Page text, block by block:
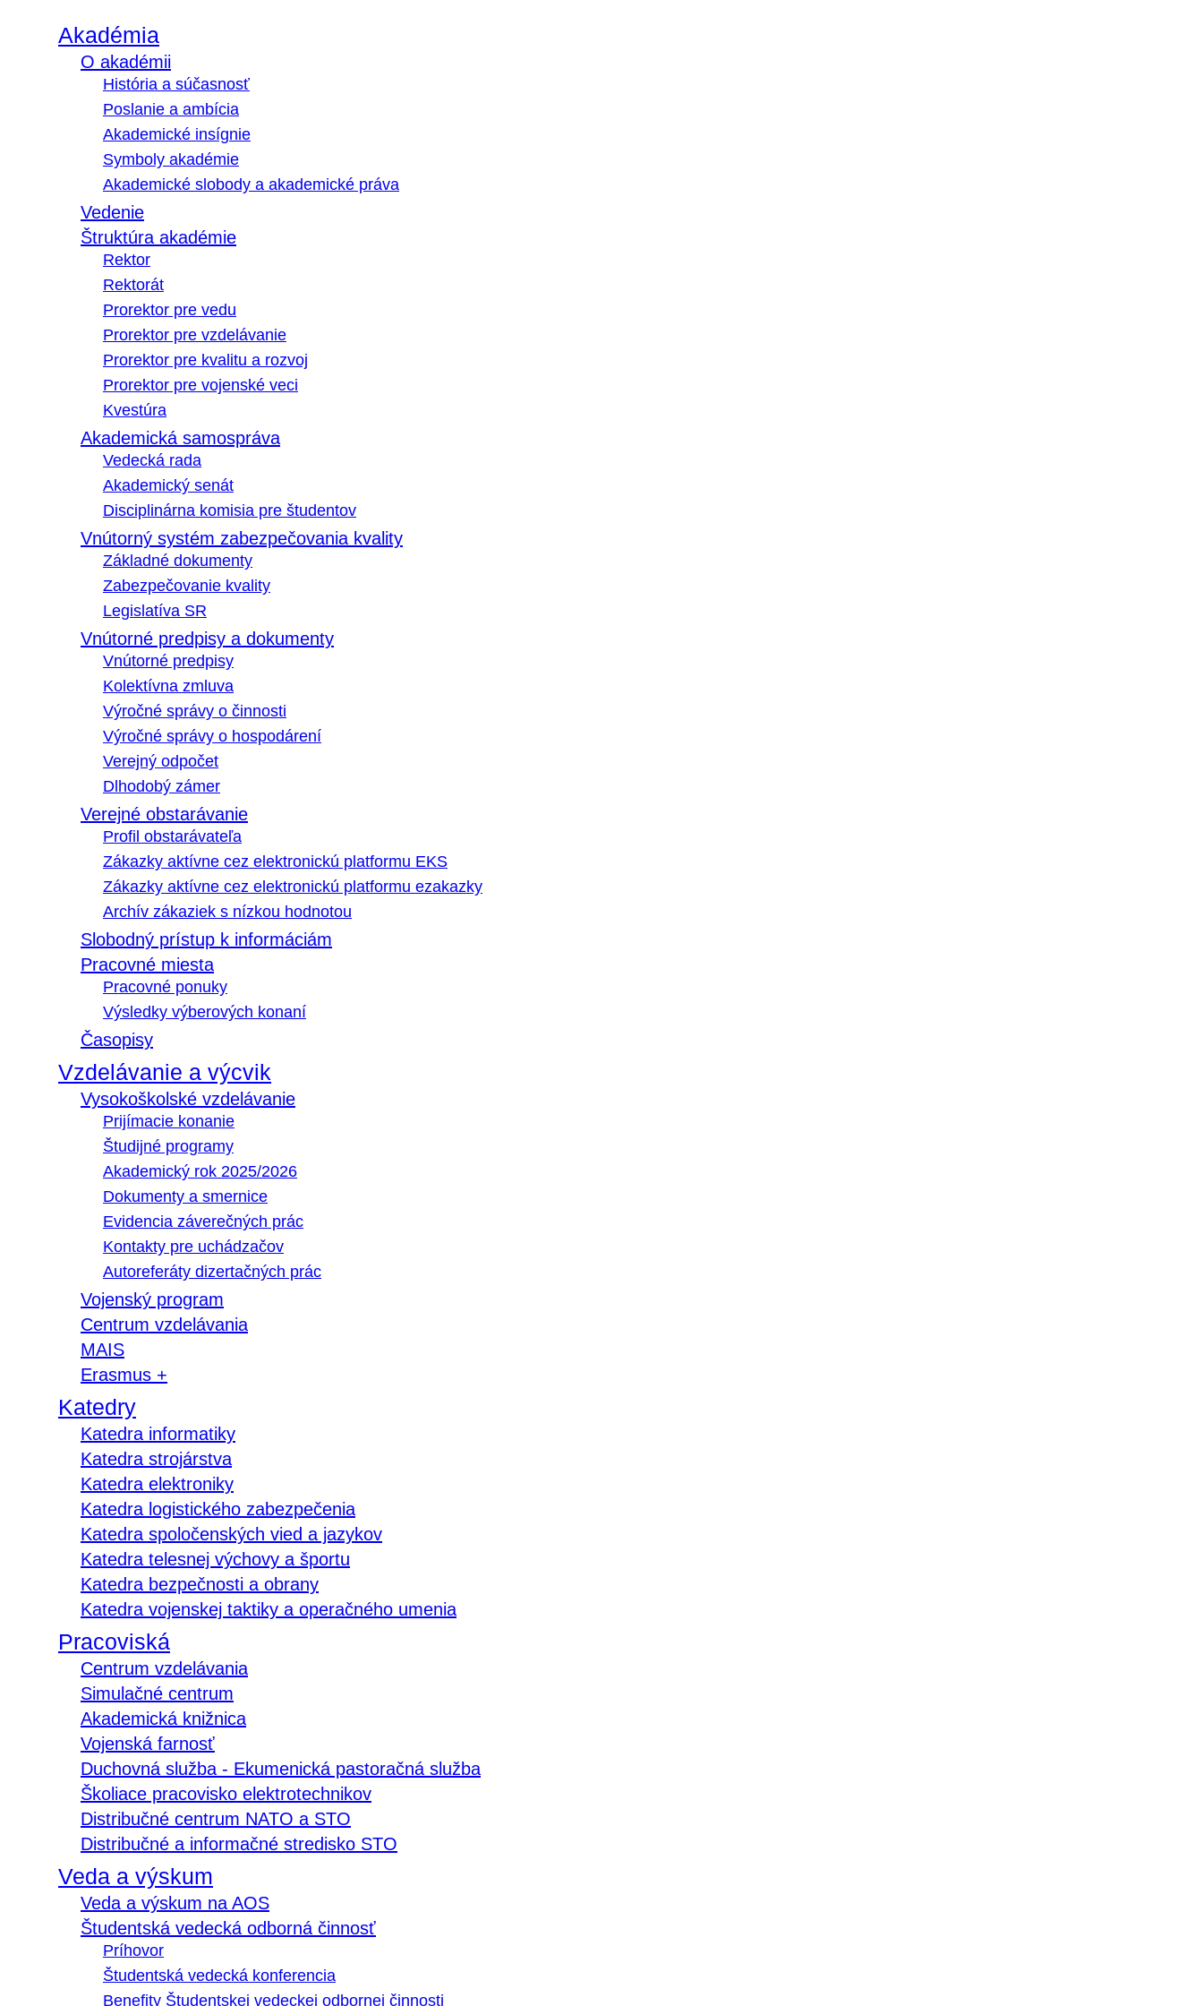
Akadémia
O akadémii
História a súčasnosť
Poslanie a ambícia
Akademické insígnie
Symboly akadémie
Akademické slobody a akademické práva
Vedenie
Štruktúra akadémie
Rektor
Rektorát
Prorektor pre vedu
Prorektor pre vzdelávanie
Prorektor pre kvalitu a rozvoj
Prorektor pre vojenské veci
Kvestúra
Akademická samospráva
Vedecká rada
Akademický senát
Disciplinárna komisia pre študentov
Vnútorný systém zabezpečovania kvality
Základné dokumenty
Zabezpečovanie kvality
Legislatíva SR
Vnútorné predpisy a dokumenty
Vnútorné predpisy
Kolektívna zmluva
Výročné správy o činnosti
Výročné správy o hospodárení
Verejný odpočet
Dlhodobý zámer
Verejné obstarávanie
Profil obstarávateľa
Zákazky aktívne cez elektronickú platformu EKS
Zákazky aktívne cez elektronickú platformu ezakazky
Archív zákaziek s nízkou hodnotou
Slobodný prístup k informáciám
Pracovné miesta
Pracovné ponuky
Výsledky výberových konaní
Časopisy
Vzdelávanie a výcvik
Vysokoškolské vzdelávanie
Prijímacie konanie
Študijné programy
Akademický rok 2025/2026
Dokumenty a smernice
Evidencia záverečných prác
Kontakty pre uchádzačov
Autoreferáty dizertačných prác
Vojenský program
Centrum vzdelávania
MAIS
Erasmus +
Katedry
Katedra informatiky
Katedra strojárstva
Katedra elektroniky
Katedra logistického zabezpečenia
Katedra spoločenských vied a jazykov
Katedra telesnej výchovy a športu
Katedra bezpečnosti a obrany
Katedra vojenskej taktiky a operačného umenia
Pracoviská
Centrum vzdelávania
Simulačné centrum
Akademická knižnica
Vojenská farnosť
Duchovná služba - Ekumenická pastoračná služba
Školiace pracovisko elektrotechnikov
Distribučné centrum NATO a STO
Distribučné a informačné stredisko STO
Veda a výskum
Veda a výskum na AOS
Študentská vedecká odborná činnosť
Príhovor
Študentská vedecká konferencia
Benefity Študentskej vedeckej odbornej činnosti